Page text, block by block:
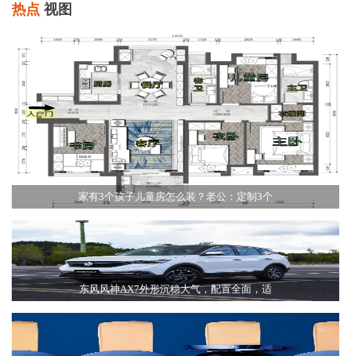
热点 视图
家有3个孩子儿童房怎么装？老公：定制3个
东风风神AX7外形沉稳大气，配置全面，适